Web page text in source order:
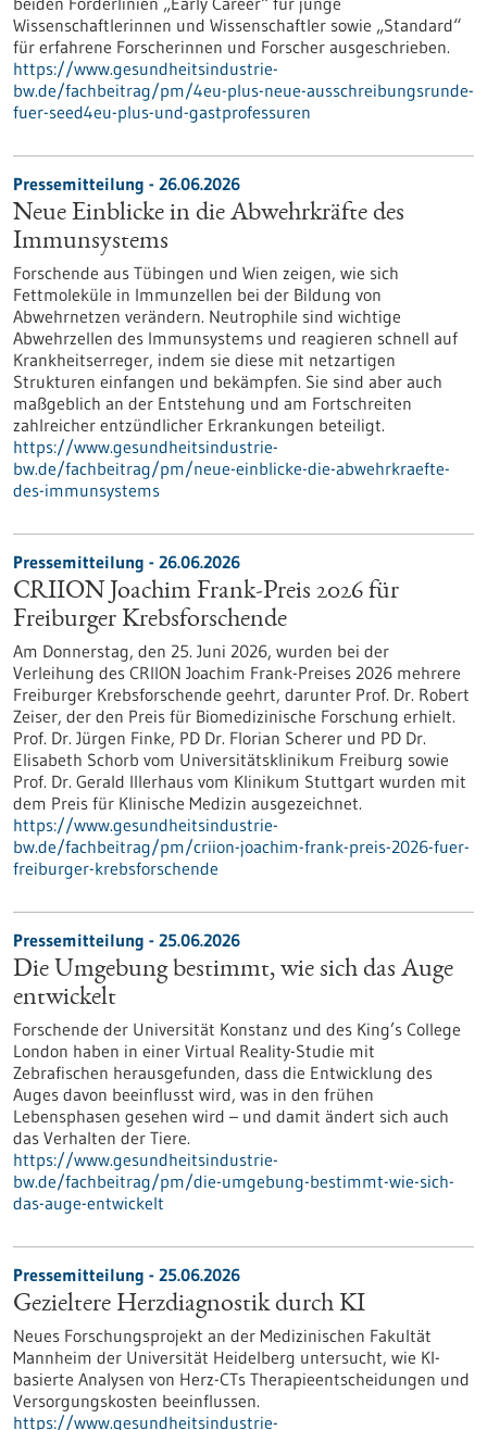
Wissenschaftlerinnen und Wissenschaftler sowie „Standard“
für erfahrene Forscherinnen und Forscher ausgeschrieben.
https://www.gesundheitsindustrie-
bw.de/fachbeitrag/pm/4eu-plus-neue-ausschreibungsrunde-
fuer-seed4eu-plus-und-gastprofessuren
Pressemitteilung - 26.06.2026
Neue Einblicke in die Abwehrkräfte des
Immunsystems
Forschende aus Tübingen und Wien zeigen, wie sich
Fettmoleküle in Immunzellen bei der Bildung von
Abwehrnetzen verändern. Neutrophile sind wichtige
Abwehrzellen des Immunsystems und reagieren schnell auf
Krankheitserreger, indem sie diese mit netzartigen
Strukturen einfangen und bekämpfen. Sie sind aber auch
maßgeblich an der Entstehung und am Fortschreiten
zahlreicher entzündlicher Erkrankungen beteiligt.
https://www.gesundheitsindustrie-
bw.de/fachbeitrag/pm/neue-einblicke-die-abwehrkraefte-
des-immunsystems
Pressemitteilung - 26.06.2026
CRIION Joachim Frank-Preis 2026 für
Freiburger Krebsforschende
Am Donnerstag, den 25. Juni 2026, wurden bei der
Verleihung des CRIION Joachim Frank-Preises 2026 mehrere
Freiburger Krebsforschende geehrt, darunter Prof. Dr. Robert
Zeiser, der den Preis für Biomedizinische Forschung erhielt.
Prof. Dr. Jürgen Finke, PD Dr. Florian Scherer und PD Dr.
Elisabeth Schorb vom Universitätsklinikum Freiburg sowie
Prof. Dr. Gerald Illerhaus vom Klinikum Stuttgart wurden mit
dem Preis für Klinische Medizin ausgezeichnet.
https://www.gesundheitsindustrie-
bw.de/fachbeitrag/pm/criion-joachim-frank-preis-2026-fuer-
freiburger-krebsforschende
Pressemitteilung - 25.06.2026
Die Umgebung bestimmt, wie sich das Auge
entwickelt
Forschende der Universität Konstanz und des King’s College
London haben in einer Virtual Reality-Studie mit
Zebrafischen herausgefunden, dass die Entwicklung des
Auges davon beeinflusst wird, was in den frühen
Lebensphasen gesehen wird – und damit ändert sich auch
das Verhalten der Tiere.
https://www.gesundheitsindustrie-
bw.de/fachbeitrag/pm/die-umgebung-bestimmt-wie-sich-
das-auge-entwickelt
Pressemitteilung - 25.06.2026
Gezieltere Herzdiagnostik durch KI
Neues Forschungsprojekt an der Medizinischen Fakultät
Mannheim der Universität Heidelberg untersucht, wie KI-
basierte Analysen von Herz-CTs Therapieentscheidungen und
Versorgungskosten beeinflussen.
https://www.gesundheitsindustrie-